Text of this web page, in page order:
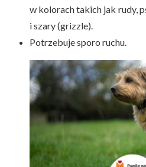
w kolorach takich jak rudy,
i szary (grizzle).
Potrzebuje sporo ruchu.